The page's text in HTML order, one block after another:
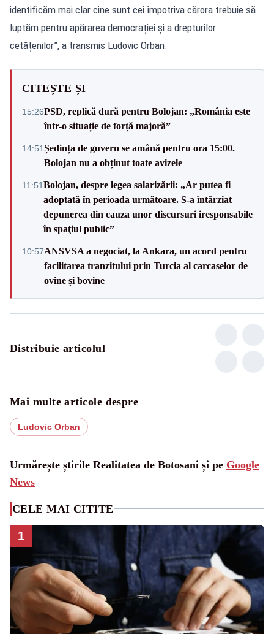
identificăm mai clar cine sunt cei împotriva cărora trebuie să
luptăm pentru apărarea democrației și a drepturilor
cetățenilor”, a transmis Ludovic Orban.
CITEȘTE ȘI
15:26PSD, replică dură pentru Bolojan: „România este
într-o situație de forță majoră”
14:51Ședința de guvern se amână pentru ora 15:00.
Bolojan nu a obținut toate avizele
11:51Bolojan, despre legea salarizării: „Ar putea fi
adoptată în perioada următoare. S-a întârziat
depunerea din cauza unor discursuri iresponsabile
în spaţiul public”
10:57ANSVSA a negociat, la Ankara, un acord pentru
facilitarea tranzitului prin Turcia al carcaselor de
ovine și bovine
Distribuie articolul
Mai multe articole despre
Ludovic Orban
Urmărește știrile Realitatea de Botosani și pe Google
News
CELE MAI CITITE
1